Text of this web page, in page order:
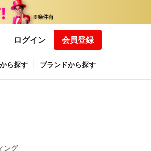
ログイン 会員登録
ら探す ブランドから探す
ング